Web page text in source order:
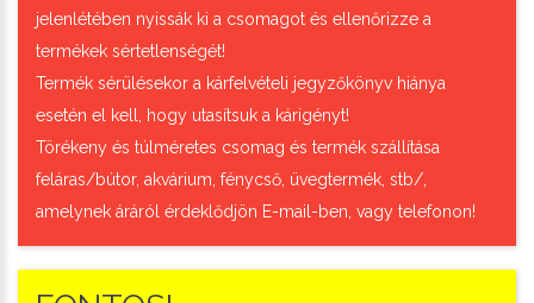
jelenlétében nyissák ki a csomagot és ellenőrizze a
termékek sértetlenségét!
Termék sérülésekor a kárfelvételi jegyzőkönyv hiánya
esetén el kell, hogy utasítsuk a kárigényt!
Törékeny és túlméretes csomag és termék szállítása
feláras/bútor, akvárium, fénycső, üvegtermék, stb/,
amelynek áráról érdeklődjön E-mail-ben, vagy telefonon!